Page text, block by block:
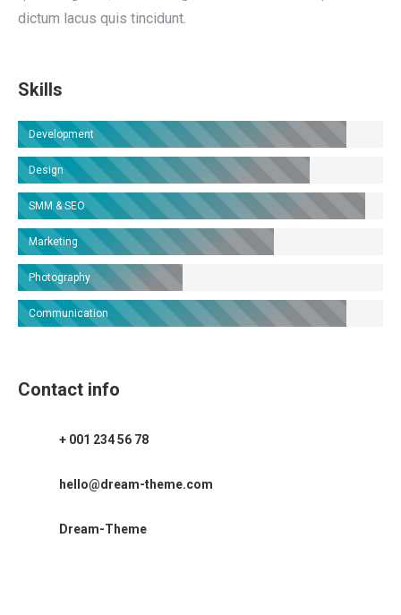
dictum lacus quis tincidunt.
Skills
Development
Design
SMM & SEO
Marketing
Photography
Communication
Contact info
+ 001 234 56 78
hello@dream-theme.com
Dream-Theme